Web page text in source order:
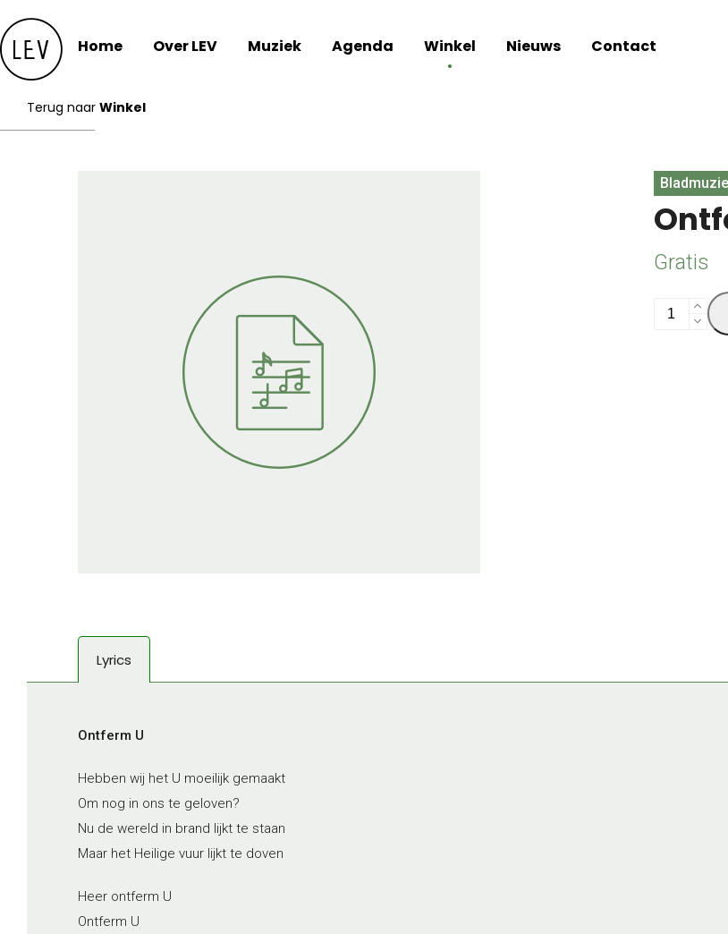
to
content
Home Over LEV Muziek Agenda Winkel Nieuws Contact
Terug naar Winkel
Gratis
Ontferm
Lyrics
Ontferm U
Hebben wij het U moeilijk gemaakt
Om nog in ons te geloven?
Nu de wereld in brand lijkt te staan
Maar het Heilige vuur lijkt te doven
Heer ontferm U
Ontferm U